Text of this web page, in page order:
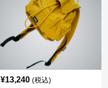
¥13,240 (税込)